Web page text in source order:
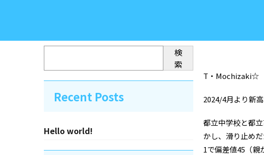
検
索
Recent Posts
Hello world!
T・Mochizaki☆
2024/4月より新
都立中学校と都
かし、滑り止め
1で偏差値45（親